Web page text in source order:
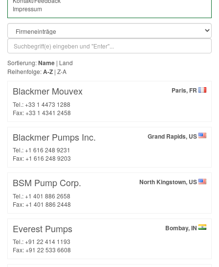
Impressum
Sortierung:Name | Land
Reihenfolge:A-Z | Z-A
Paris, FR
Blackmer Mouvex
Tel.: +33 1 4473 1288
Fax: +33 1 4341 2458
Grand Rapids, US
Blackmer Pumps Inc.
Tel.: +1 616 248 9231
Fax: +1 616 248 9203
North Kingstown, US
BSM Pump Corp.
Tel.: +1 401 886 2658
Fax: +1 401 886 2448
Bombay, IN
Everest Pumps
Tel.: +91 22 414 1193
Fax: +91 22 533 6608